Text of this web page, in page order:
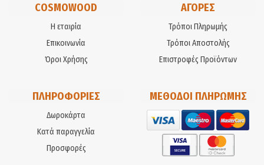
COSMOWOOD
Η εταιρία
Επικοινωνία
Όροι Χρήσης
ΑΓΟΡΕΣ
Τρόποι Πληρωμής
Τρόποι Αποστολής
Επιστροφές Προϊόντων
ΠΛΗΡΟΦΟΡΙΕΣ
Δωροκάρτα
Κατά παραγγελία
Προσφορές
ΜΕΘΟΔΟΙ ΠΛΗΡΩΜΗΣ